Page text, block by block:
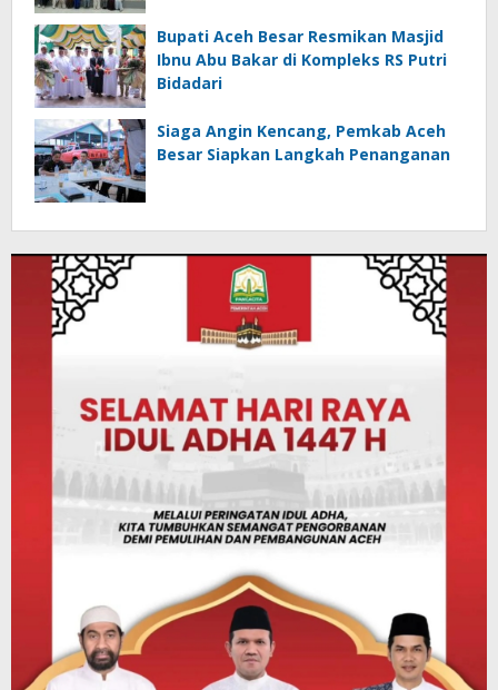
Bupati Aceh Besar Resmikan Masjid
Ibnu Abu Bakar di Kompleks RS Putri
Bidadari
Siaga Angin Kencang, Pemkab Aceh
Besar Siapkan Langkah Penanganan